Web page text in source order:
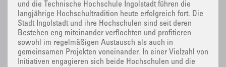
und die Technische Hochschule Ingolstadt führen die
langjährige Hochschultradition heute erfolgreich fort. Die
Stadt Ingolstadt und ihre Hochschulen sind seit deren
Bestehen eng miteinander verflochten und profitieren
sowohl im regelmäßigen Austausch als auch in
gemeinsamen Projekten voneinander. In einer Vielzahl von
Initiativen engagieren sich beide Hochschulen und die